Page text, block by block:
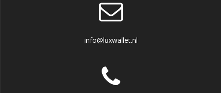
info@luxwallet.nl